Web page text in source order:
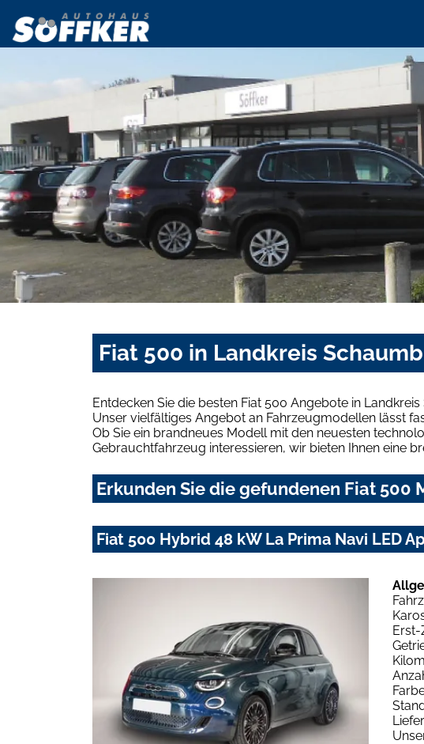
Fiat 500 in Landkreis
Entdecken Sie die besten Fiat 500 Angebote in
Unser vielfältiges Angebot an Fahrzeugmodellen lässt
Ob Sie ein brandneues Modell mit den neuesten
Gebrauchtfahrzeug interessieren, wir bieten Ihnen eine
Erkunden Sie die gefundenen Fiat 500
Fiat 500 Hybrid 48 kW La Prima Navi LED
Erst-